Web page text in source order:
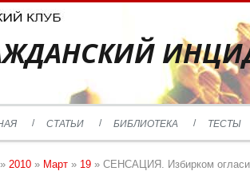
СТАТЬИ БИБЛИОТЕКА ТЕСТЫ
» 2010 » Март » 19 » СЕНСАЦИЯ. Избирком